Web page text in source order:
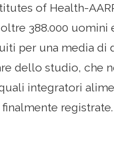
of Health-
388.000 uomini
per una media di
dello studio, che
integratori
registrate.